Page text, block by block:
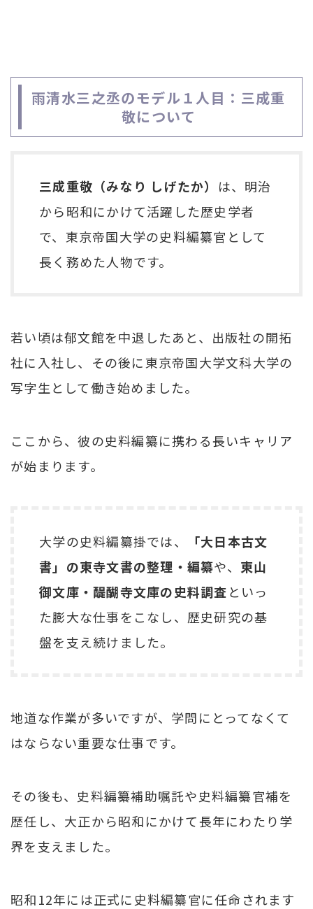
雨清水三之丞のモデル１人目：三成重
敬について
三成重敬（みなり しげたか） は、明治
から昭和にかけて活躍した歴史学者
で、東京帝国大学の史料編纂官として
長く務めた人物です。
若い頃は郁文館を中退したあと、出版社の開拓
社に入社し、その後に東京帝国大学文科大学の
写字生として働き始めました。
ここから、彼の史料編纂に携わる長いキャリア
が始まります。
大学の史料編纂掛では、
「大日本古文
書」の東寺文書の整理・編纂や、 東山
御文庫・醍醐寺文庫の史料調査といっ
た膨大な仕事をこなし、歴史研究の基
盤を支え続けました。
地道な作業が多いですが、学問にとってなくて
はならない重要な仕事です。
その後も、史料編纂補助嘱託や史料編纂官補を
歴任し、大正から昭和にかけて長年にわたり学
界を支えました。
昭和12年には正式に史料編纂官に任命されます